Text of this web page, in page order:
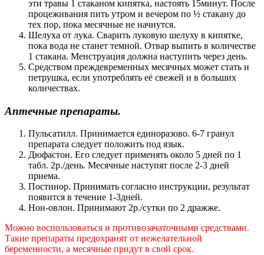
эти травы 1 стаканом кипятка, настоять 15минут. После
процеживания пить утром и вечером по ½ стакану до
тех пор, пока месячные не начнутся.
Шелуха от лука. Сварить луковую шелуху в кипятке,
пока вода не станет темной. Отвар выпить в количестве
1 стакана. Менструация должна наступить через день.
Средством преждевременных месячных может стать и
петрушка, если употреблять её свежей и в больших
количествах.
Аптечные препараты.
Пульсатилл. Принимается единоразово. 6-7 гранул
препарата следует положить под язык.
Дюфастон. Его следует применять около 5 дней по 1
табл. 2р./день. Месячные наступят после 2-3 дней
приема.
Постинор. Принимать согласно инструкции, результат
появится в течение 1-3дней.
Нон-овлон. Принимают 2р./сутки по 2 дражже.
Можно воспользоваться и противозачаточными средствами.
Такие препараты предохранят от нежелательной
беременности, а месячные придут в свой срок.